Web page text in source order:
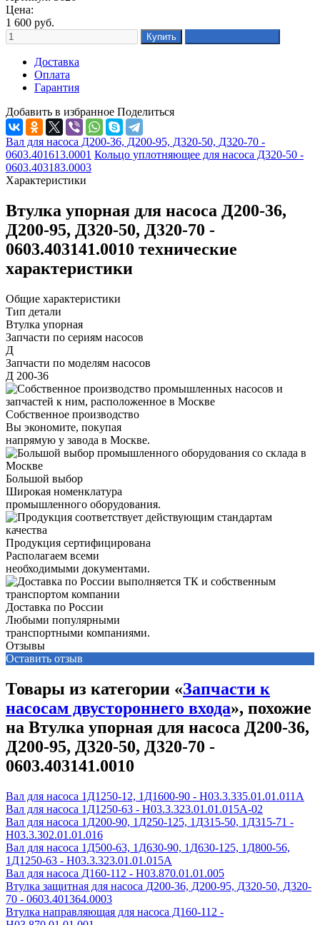
Цена:
1 600 руб.
Доставка
Оплата
Гарантия
Добавить в избранное Поделиться
Вал для насоса Д200-36, Д200-95, Д320-50, Д320-70 -
0603.401613.0001 Кольцо уплотняющее для насоса Д320-50 -
0603.403183.0003
Характеристики
Втулка упорная для насоса Д200-36,
Д200-95, Д320-50, Д320-70 -
0603.403141.0010 технические
характеристики
Общие характеристики
Тип детали
Втулка упорная
Запчасти по сериям насосов
Д
Запчасти по моделям насосов
Д 200-36
Собственное производство
Вы экономите, покупая
напрямую у завода в Москве.
Большой выбор
Широкая номенклатура
промышленного оборудования.
Продукция сертифицирована
Располагаем всеми
необходимыми документами.
Доставка по России
Любыми популярными
транспортными компаниями.
Отзывы
Оставить отзыв
Товары из категории «Запчасти к
насосам двустороннего входа», похожие
на Втулка упорная для насоса Д200-36,
Д200-95, Д320-50, Д320-70 -
0603.403141.0010
Вал для насоса 1Д1250-12, 1Д1600-90 - Н03.3.335.01.01.011А
Вал для насоса 1Д1250-63 - Н03.3.323.01.01.015А-02
Вал для насоса 1Д200-90, 1Д250-125, 1Д315-50, 1Д315-71 -
Н03.3.302.01.01.016
Вал для насоса 1Д500-63, 1Д630-90, 1Д630-125, 1Д800-56,
1Д1250-63 - Н03.3.323.01.01.015А
Вал для насоса Д160-112 - Н03.870.01.01.005
Втулка защитная для насоса Д200-36, Д200-95, Д320-50, Д320-
70 - 0603.401364.0003
Втулка направляющая для насоса Д160-112 -